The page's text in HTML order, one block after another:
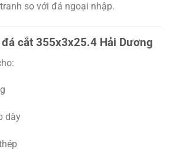
so với đá ngoại nhập.
cắt 355x3x25.4 Hải Dương
dày